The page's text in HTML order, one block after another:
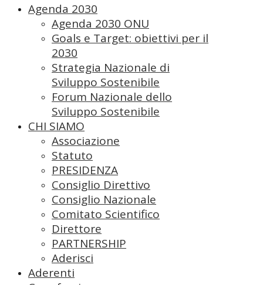
Agenda 2030
Agenda 2030 ONU
Goals e Target: obiettivi per il
2030
Strategia Nazionale di
Sviluppo Sostenibile
Forum Nazionale dello
Sviluppo Sostenibile
CHI SIAMO
Associazione
Statuto
PRESIDENZA
Consiglio Direttivo
Consiglio Nazionale
Comitato Scientifico
Direttore
PARTNERSHIP
Aderisci
Aderenti